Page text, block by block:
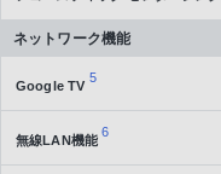
ネットワーク機能
Google TV
5
無線LAN機能
6